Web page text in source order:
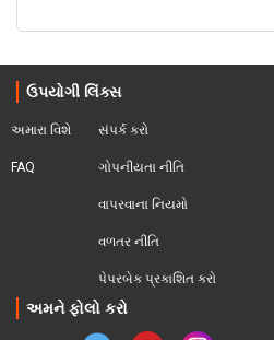
ઉપયોગી લિંક્સ
અમારા વિશે
FAQ
સંપર્ક કરો
ગોપનીયતા નીતિ
વાપરવાના નિયમો
વળતર નીતિ
પેપરબેક પ્રકાશિત કરો
અમને ફોલો કરો